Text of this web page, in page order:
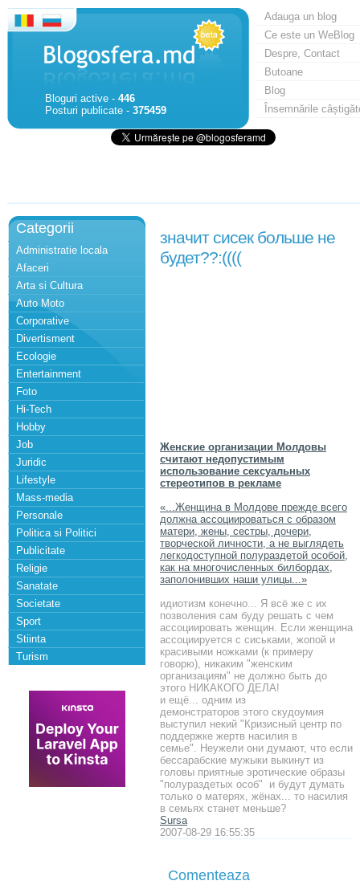
Bloguri active - 446
Posturi publicate - 375459
Adauga un blog
Ce este un WeBlog
Despre, Contact
Butoane
Blog
Însemnările
Categorii
Administratie locala
Afaceri
Arta si Cultura
Auto Moto
Corporative
Divertisment
Ecologie
Entertainment
Foto
Hi-Tech
Hobby
Job
Juridic
Lifestyle
Mass-media
Personale
Politica si Politici
Publicitate
Religie
Sanatate
Societate
Sport
Stiinta
Turism
значит сисек больше не
будет??:((((
Женские организации Молдовы
считают недопустимым
использование сексуальных
стереотипов в рекламе
«...Женщина в Молдове прежде всего
должна ассоциироваться с образом
матери, жены, сестры, дочери,
творческой личности, а не выглядеть
легкодоступной полураздетой особой,
как на многочисленных билбордах,
заполонивших наши улицы...»
идиотизм конечно... Я всё же с их
позволения сам буду решать с чем
ассоциировать женщин. Если женщина
ассоциируется с сиськами, жопой и
красивыми ножками (к примеру
говорю), никаким "женским
организациям" не должно быть до
этого НИКАКОГО ДЕЛА!
и ещё... одним из
демонстраторов этого скудоумия
выступил некий "Кризисный центр по
поддержке жертв насилия в
семье". Неужели они думают, что если
бессарабские мужыки выкинут из
головы приятные эротические образы
"полураздетых особ" и будут думать
только о матерях, жёнах... то насилия
в семьях станет меньше?
Sursa
2007-08-29 16:55:35
Comenteaza